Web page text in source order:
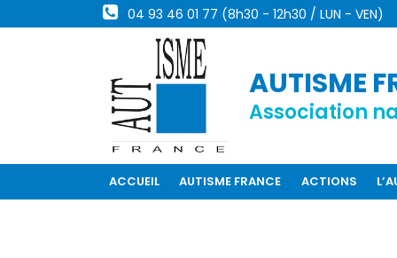
04 93 46 01 77 (8h30 - 12h30 / LUN - VEN)
AUTISME
Association
ACCUEIL AUTISME FRANCE ACTIONS